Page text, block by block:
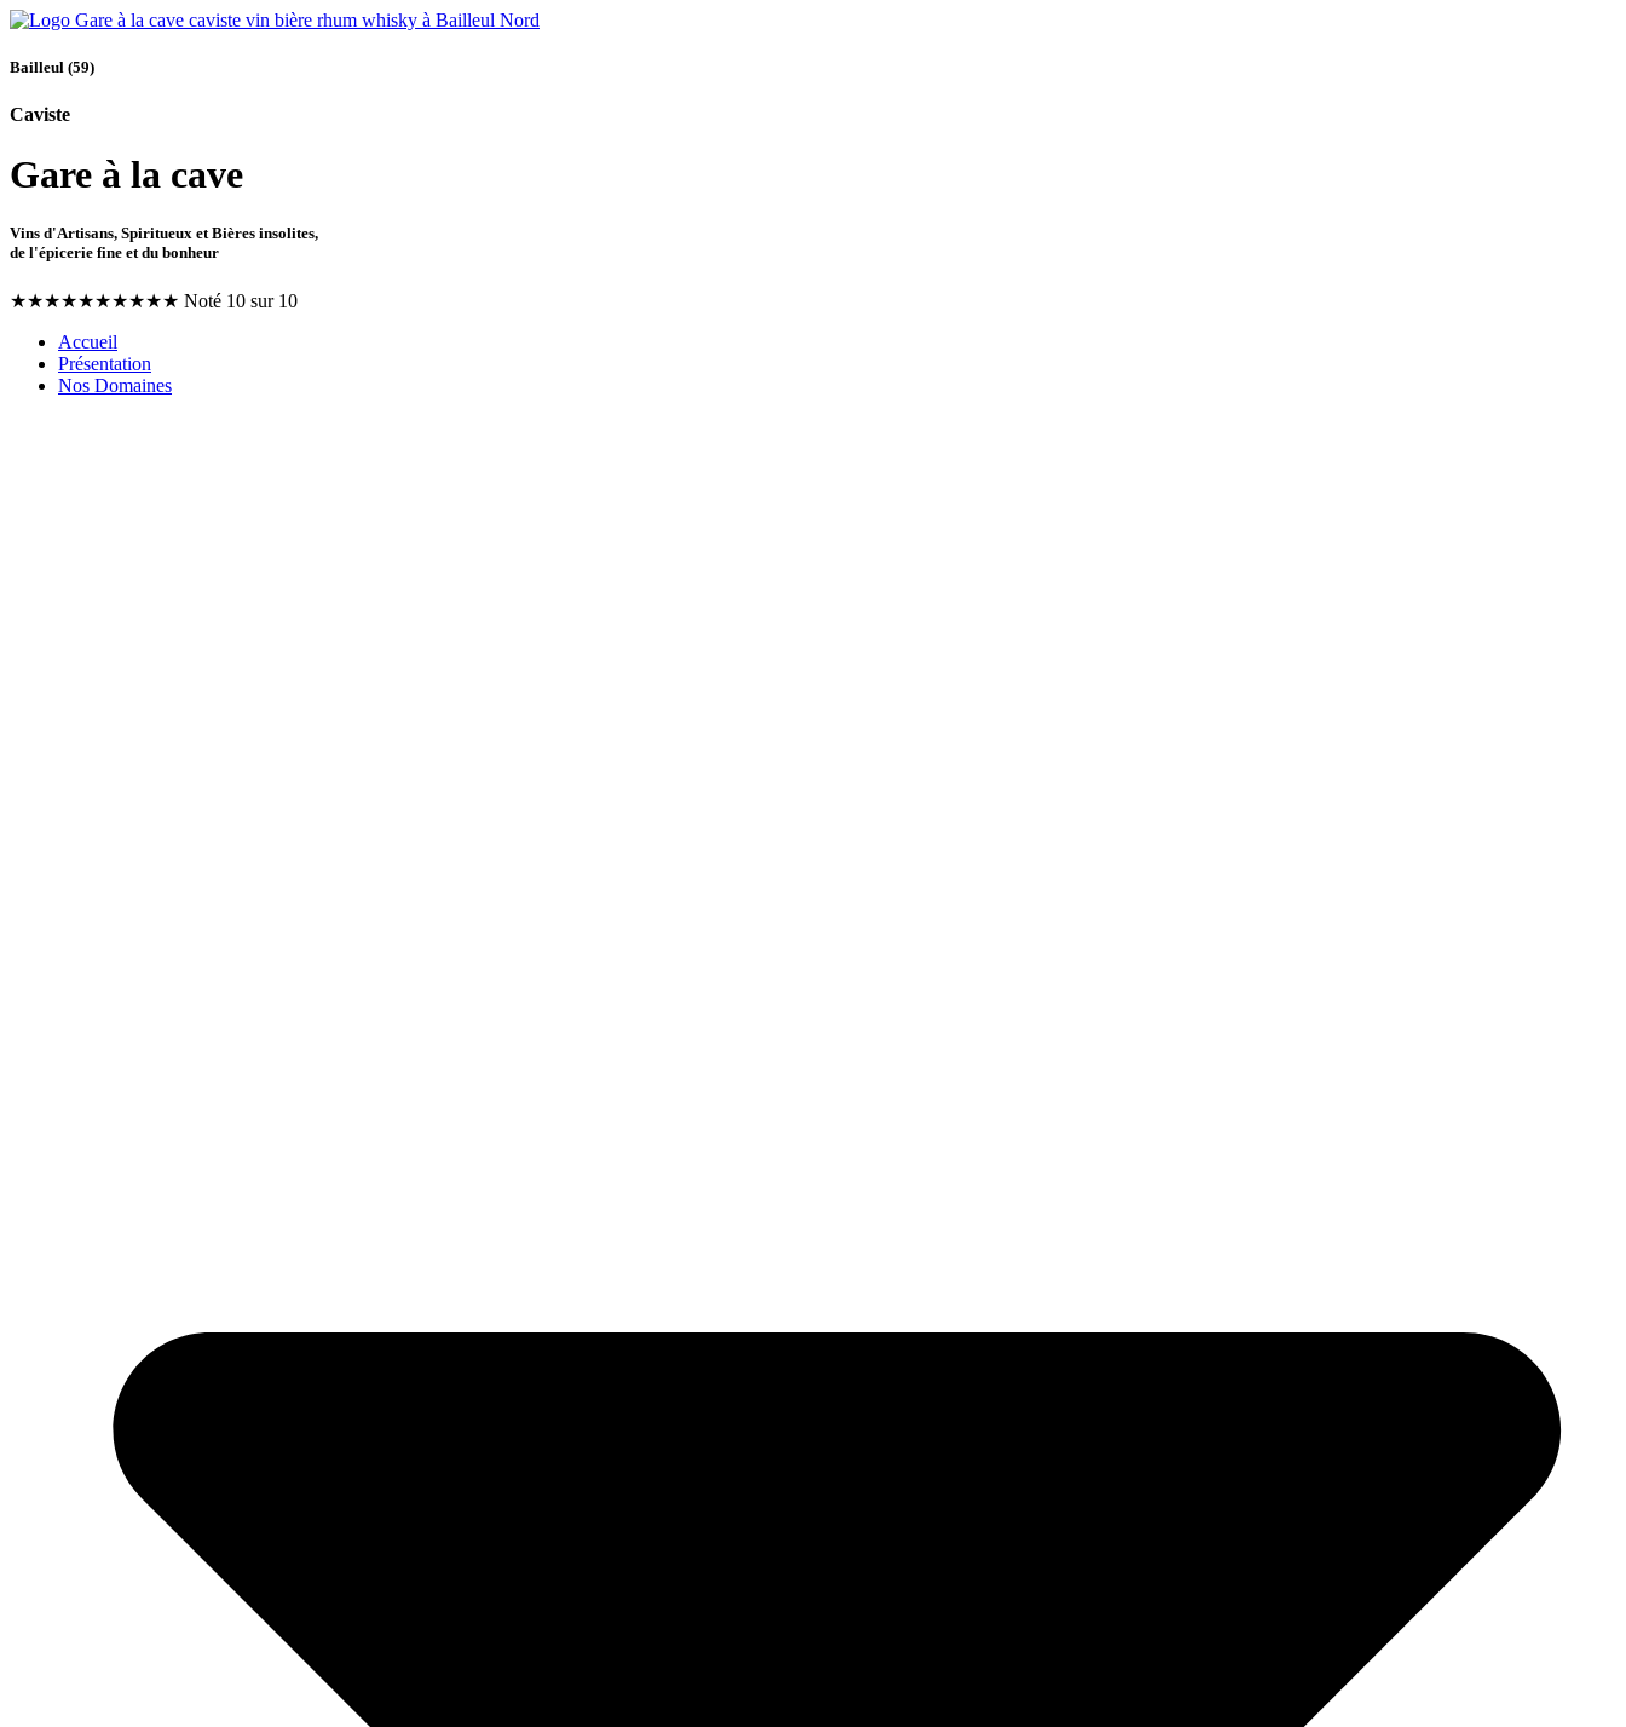
Bailleul (59)
Caviste
Gare à la cave
Vins d'Artisans, Spiritueux et Bières insolites,
de l'épicerie fine et du bonheur
★★★★★★★★★★ Noté 10 sur 10
Accueil
Présentation
Nos Domaines